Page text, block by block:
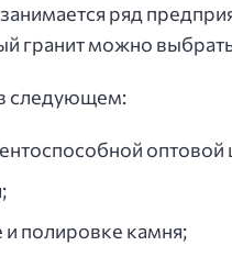
ряд
гранит можно
следующем:
оптовой
и полировке камня;